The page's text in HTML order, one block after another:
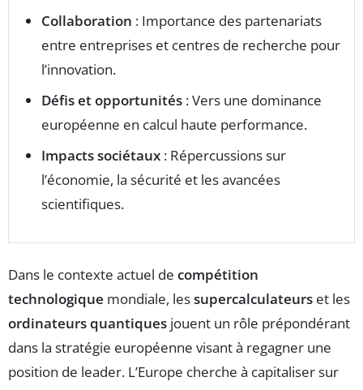
Collaboration : Importance des partenariats
entre entreprises et centres de recherche pour
l’innovation.
Défis et opportunités : Vers une dominance
européenne en calcul haute performance.
Impacts sociétaux : Répercussions sur
l’économie, la sécurité et les avancées
scientifiques.
Dans le contexte actuel de compétition
technologique mondiale, lessupercalculateurs et les
ordinateurs quantiques jouent un rôle prépondérant
dans la stratégie européenne visant à regagner une
position de leader. L’Europe cherche à capitaliser sur